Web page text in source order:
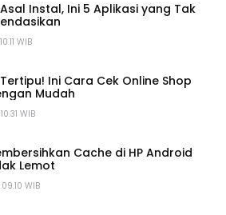
WIB
Instal, Ini 5 Aplikasi yang Tak
WIB
Ini Cara Cek Online Shop
Mudah
WIB
Cache di HP Android
Lemot